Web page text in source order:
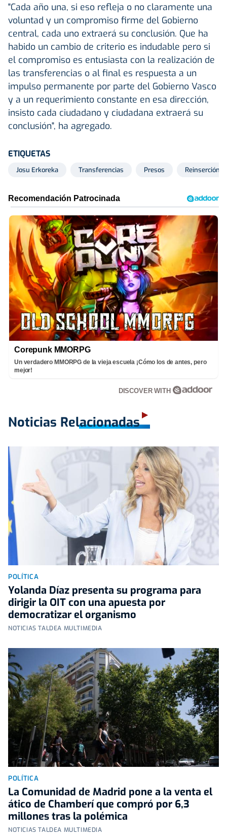
"Cada año una, si eso refleja o no claramente una
voluntad y un compromiso firme del Gobierno
central, cada uno extraerá su conclusión. Que ha
habido un cambio de criterio es indudable pero si
el compromiso es entusiasta con la realización de
las transferencias o al final es respuesta a un
impulso permanente por parte del Gobierno Vasco
y a un requerimiento constante en esa dirección,
insisto cada ciudadano y ciudadana extraerá su
conclusión", ha agregado.
ETIQUETAS
Josu Erkoreka Transferencias Presos Reinserción
Corepunk MMORPG
Un verdadero MMORPG de la vieja escuela ¡Cómo los de antes, pero
mejor!
DISCOVER WITH
Noticias Relacionadas
POLÍTICA
Yolanda Díaz presenta su programa para
dirigir la OIT con una apuesta por
democratizar el organismo
NOTICIAS TALDEA MULTIMEDIA
POLÍTICA
La Comunidad de Madrid pone a la venta el
ático de Chamberí que compró por 6,3
millones tras la polémica
NOTICIAS TALDEA MULTIMEDIA